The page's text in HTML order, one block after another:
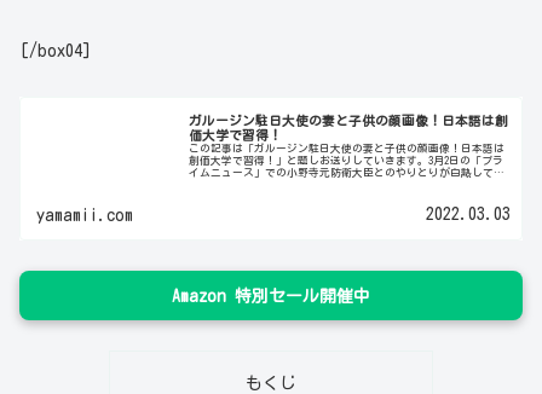
[/box04]
ガルージン駐日大使の妻と子供の顔画像！日本語は創
価大学で習得！
この記事は「ガルージン駐日大使の妻と子供の顔画像！日本語は
創価大学で習得！」と題しお送りしていきます。3月2日の「プラ
イムニュース」での小野寺元防衛大臣とのやりとりが白熱して話
yamamii.com 2022.03.03
Amazon 特別セール開催中
もくじ